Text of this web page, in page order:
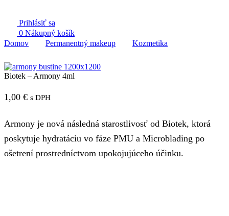
Prihlásiť sa
0 Nákupný košík
Domov
Permanentný makeup Kozmetika
Biotek – Armony 4ml
1,00 € s DPH
Armony je nová následná starostlivosť od Biotek, ktorá
poskytuje hydratáciu vo fáze PMU a Microblading po
ošetrení prostredníctvom upokojujúceho účinku.